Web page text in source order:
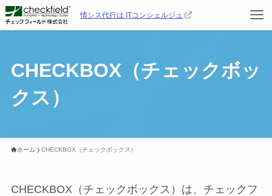
情シス代行は ITコンシェルジュ
CHECKBOX（チェックボッ
クス）
ホーム CHECKBOX（チェックボックス）
CHECKBOX（チェックボックス）は、チェックフ